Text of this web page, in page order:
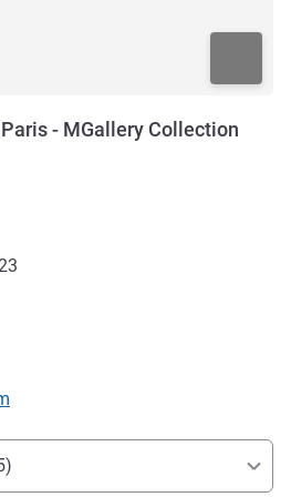
- MGallery Collection
contacto